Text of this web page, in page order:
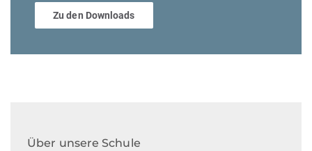
Zu den Downloads
Über unsere Schule